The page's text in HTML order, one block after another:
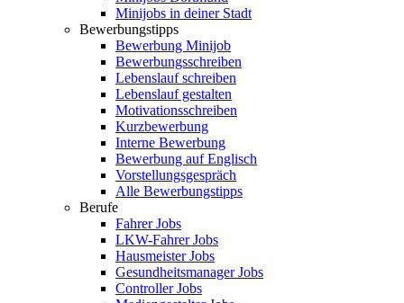
Minijobs in deiner Stadt
Bewerbungstipps
Bewerbung Minijob
Bewerbungsschreiben
Lebenslauf schreiben
Lebenslauf gestalten
Motivationsschreiben
Kurzbewerbung
Interne Bewerbung
Bewerbung auf Englisch
Vorstellungsgespräch
Alle Bewerbungstipps
Berufe
Fahrer Jobs
LKW-Fahrer Jobs
Hausmeister Jobs
Gesundheitsmanager Jobs
Controller Jobs